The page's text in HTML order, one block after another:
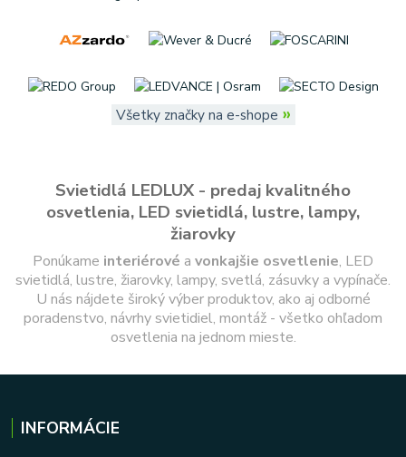
Všetky značky na e-shope »
Svietidlá LEDLUX - predaj kvalitného
osvetlenia, LED svietidlá, lustre, lampy,
žiarovky
Ponúkame interiérové a vonkajšie osvetlenie, LED
svietidlá, lustre, žiarovky, lampy, svetlá, zásuvky a vypínače.
U nás nájdete široký výber produktov, ako aj odborné
poradenstvo, návrhy svietidiel, montáž - všetko ohľadom
osvetlenia na jednom mieste.
INFORMÁCIE